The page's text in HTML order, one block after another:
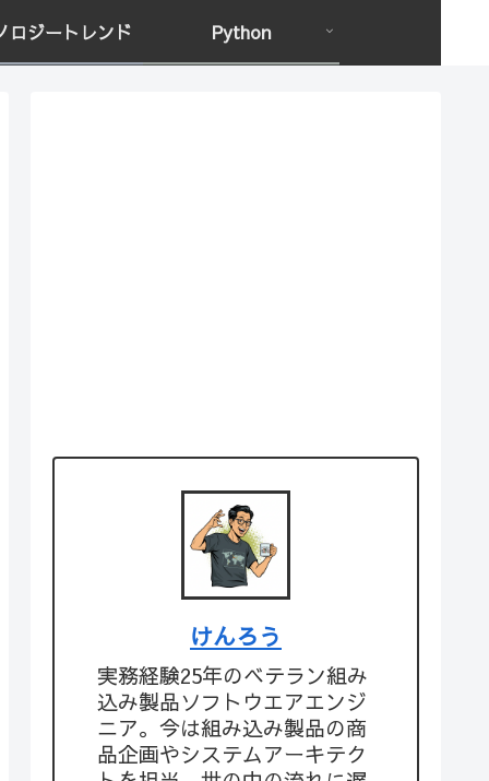
ロジートレンド Python
けんろう
実務経験25年のベテラン組み
込み製品ソフトウエアエンジ
ニア。今は組み込み製品の商
品企画やシステムアーキテク